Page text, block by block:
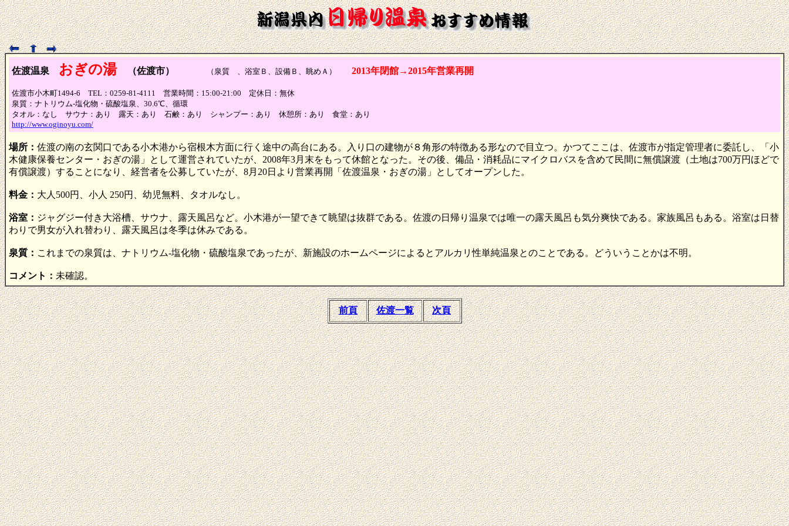
佐渡温泉 おぎの湯 （佐渡市） （泉質 、浴室Ｂ、設備Ｂ、眺めＡ） 2013年閉館→2015年営業再開
佐渡市小木町1494-6 TEL：0259-81-4111 営業時間：15:00-21:00 定休日：無休
泉質：ナトリウム-塩化物・硫酸塩泉、30.6℃、循環
タオル：なし サウナ：あり 露天：あり 石鹸：あり シャンプー：あり 休憩所：あり 食堂：あり
http://www.oginoyu.com/
場所： 佐渡の南の玄関口である小木港から宿根木方面に行く途中の高台にある。入り口の建物が８角形の特徴ある形なので目立つ。かつてここは、佐渡市が指定管理者に委託し、「小
木健康保養センター・おぎの湯」として運営されていたが、2008年3月末をもって休館となった。その後、備品・消耗品にマイクロバスを含めて民間に無償譲渡（土地は700万円ほどで
有償譲渡）することになり、経営者を公募していたが、8月20日より営業再開「佐渡温泉・おぎの湯」としてオープンした。
料金： 大人500円、小人 250円、幼児無料、タオルなし。
浴室： ジャグジー付き大浴槽、サウナ、露天風呂など。小木港が一望できて眺望は抜群である。佐渡の日帰り温泉では唯一の露天風呂も気分爽快である。家族風呂もある。浴室は日替
わりで男女が入れ替わり、露天風呂は冬季は休みである。
泉質： これまでの泉質は、ナトリウム-塩化物・硫酸塩泉であったが、新施設のホームページによるとアルカリ性単純温泉とのことである。どういうことかは不明。
コメント： 未確認。
前頁 佐渡一覧 次頁